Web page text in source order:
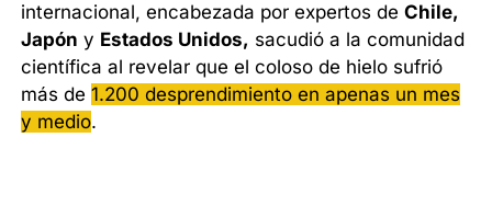
internacional, encabezada por expertos deChile,
Japón y Estados Unidos, sacudió a la comunidad
científica al revelar que el coloso de hielo sufrió
más de1.200 desprendimiento en apenas un mes
y medio.